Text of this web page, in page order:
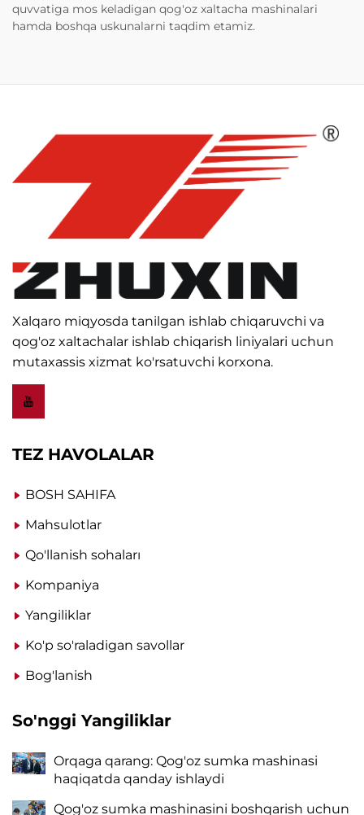
quvvatiga mos keladigan qog'oz xaltacha mashinalari
hamda boshqa uskunalarni taqdim etamiz.
Xalqaro miqyosda tanilgan ishlab chiqaruvchi va
qog'oz xaltachalar ishlab chiqarish liniyalari uchun
mutaxassis xizmat ko'rsatuvchi korxona.
TEZ HAVOLALAR
BOSH SAHIFA
Mahsulotlar
Qo'llanish sohaları
Kompaniya
Yangiliklar
Ko'p so'raladigan savollar
Bog'lanish
So'nggi Yangiliklar
Orqaga qarang: Qog'oz sumka mashinasi
haqiqatda qanday ishlaydi
Qog'oz sumka mashinasini boshqarish uchun